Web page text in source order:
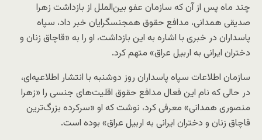
چند ماه پس از آن که سازمان عفو بین‌الملل از بازداشت زهرا
صدیقی همدانی، مدافع حقوق همجنسگرایان خبر داد، سپاه
پاسداران در خبری با اشاره به این بازداشت، او را به «قاچاق زنان و
دختران ایرانى به اربیل عراق» متهم کرد.
سازمان اطلاعات سپاه پاسداران روز دوشنبه با انتشار اطلاعیه‌ای،
در حالی که نام این فعال مدافع حقوق اقلیت‌های جنسی را «زهرا
منصوری همدانی» معرفی کرد، نوشت که او «سرکرده بزرگ‌ترین
قاچاق زنان و دختران ایرانى به اربیل عراق» بوده است.